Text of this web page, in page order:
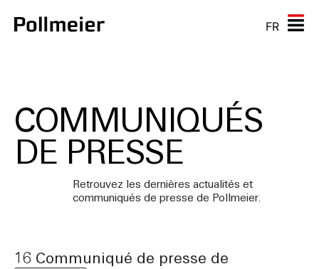
FR
COMMUNIQUÉS
DE PRESSE
Retrouvez les dernières actualités et
communiqués de presse de Pollmeier.
16 Communiqué de presse de